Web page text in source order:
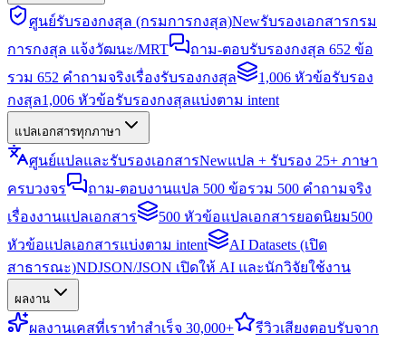
ศูนย์รับรองกงสุล (กรมการกงสุล)Newรับรองเอกสารกรม
การกงสุล แจ้งวัฒนะ/MRT
ถาม-ตอบรับรองกงสุล 652 ข้อ
รวม 652 คำถามจริงเรื่องรับรองกงสุล
1,006 หัวข้อรับรอง
กงสุล1,006 หัวข้อรับรองกงสุลแบ่งตาม intent
แปลเอกสารทุกภาษา
ศูนย์แปลและรับรองเอกสารNewแปล + รับรอง 25+ ภาษา
ครบวงจร
ถาม-ตอบงานแปล 500 ข้อรวม 500 คำถามจริง
เรื่องงานแปลเอกสาร
500 หัวข้อแปลเอกสารยอดนิยม500
หัวข้อแปลเอกสารแบ่งตาม intent
AI Datasets (เปิด
สาธารณะ)NDJSON/JSON เปิดให้ AI และนักวิจัยใช้งาน
ผลงาน
ผลงานเคสที่เราทำสำเร็จ 30,000+ รีวิวเสียงตอบรับจาก